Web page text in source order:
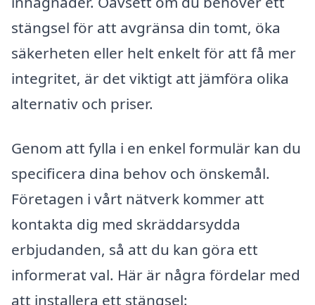
stängsel för att avgränsa din tomt, öka
säkerheten eller helt enkelt för att få mer
integritet, är det viktigt att jämföra olika
alternativ och priser.
Genom att fylla i en enkel formulär kan du
specificera dina behov och önskemål.
Företagen i vårt nätverk kommer att
kontakta dig med skräddarsydda
erbjudanden, så att du kan göra ett
informerat val. Här är några fördelar med
att installera ett stängsel: